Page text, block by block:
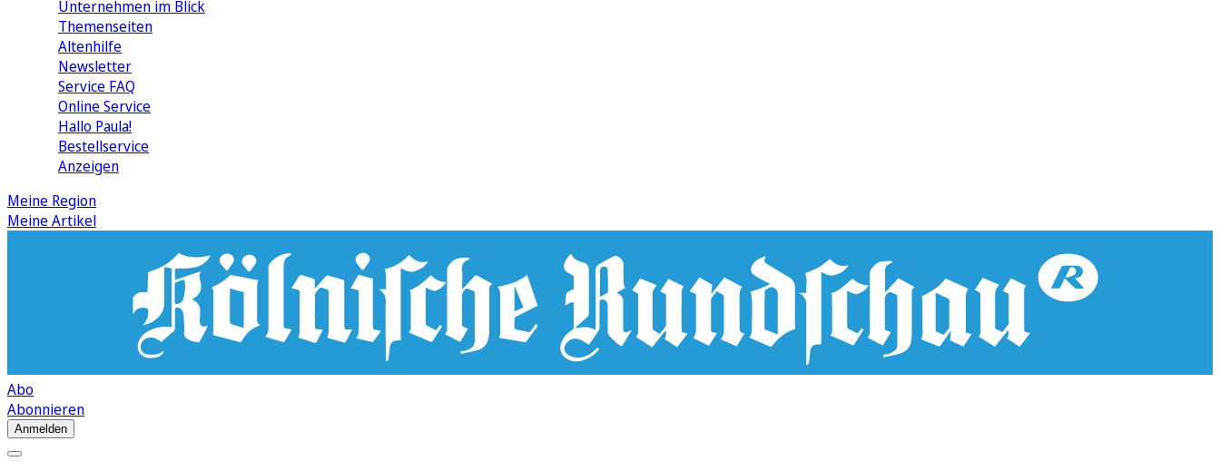
Unternehmen im Blick
Themenseiten
Altenhilfe
Newsletter
Service FAQ
Online Service
Hallo Paula!
Bestellservice
Anzeigen
Meine Region
Meine Artikel
Abo
Abonnieren
Anmelden